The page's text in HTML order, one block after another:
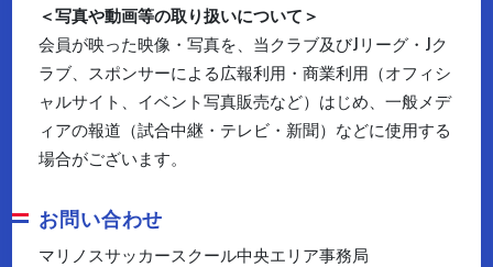
＜写真や動画等の取り扱いについて＞
会員が映った映像・写真を、当クラブ及びJリーグ・Jク
ラブ、スポンサーによる広報利用・商業利用（オフィシ
ャルサイト、イベント写真販売など）はじめ、一般メデ
ィアの報道（試合中継・テレビ・新聞）などに使用する
場合がございます。
お問い合わせ
マリノスサッカースクール中央エリア事務局